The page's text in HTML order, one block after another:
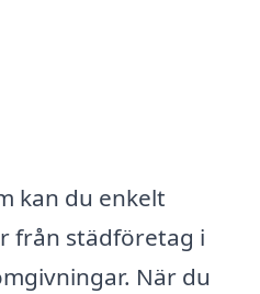
kan du enkelt
från städföretag i
När du